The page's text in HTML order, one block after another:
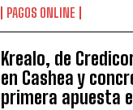
PAGOS ONLINE
Krealo, de
en Cashea y
primera apuesta